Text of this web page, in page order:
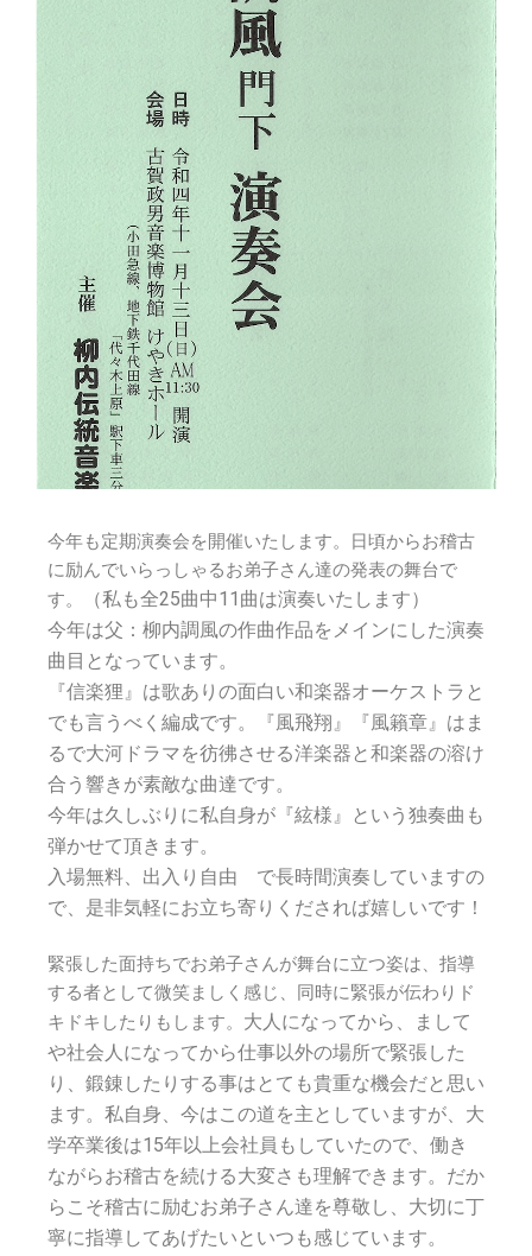
今年も定期演奏会を開催いたします。日頃からお稽古
に励んでいらっしゃるお弟子さん達の発表の舞台で
す。
（私も全25曲中11曲は演奏いたします）
今年は父：柳内調風の作曲作品をメインにした演奏
曲目となっています。
『信楽狸』は歌ありの面白い和楽器オーケストラと
でも言うべく編成です。『風飛翔』『風籟章』はま
るで大河ドラマを彷彿させる洋楽器と和楽器の溶け
合う響きが素敵な曲達です。
今年は久しぶりに私自身が『絃様』という独奏曲も
弾かせて頂きます。
入場無料、出入り自由 で長時間演奏していますの
で、是非気軽にお立ち寄りくだされば嬉しいです！
緊張した面持ちでお弟子さんが舞台に立つ姿は、指導
する者として微笑ましく感じ、同時に緊張が伝わりド
キドキしたりもします。 大人になってから、まして
や社会人になってから仕事以外の場所で緊張した
り、鍛錬したりする事はとても貴重な機会だと思い
ます。 私自身、今はこの道を主としていますが、大
学卒業後は15年以上会社員もしていたので、働き
ながらお稽古を続ける大変さも理解できます。だか
らこそ稽古に励むお弟子さん達を尊敬し、大切に丁
寧に指導してあげたいといつも感じています。